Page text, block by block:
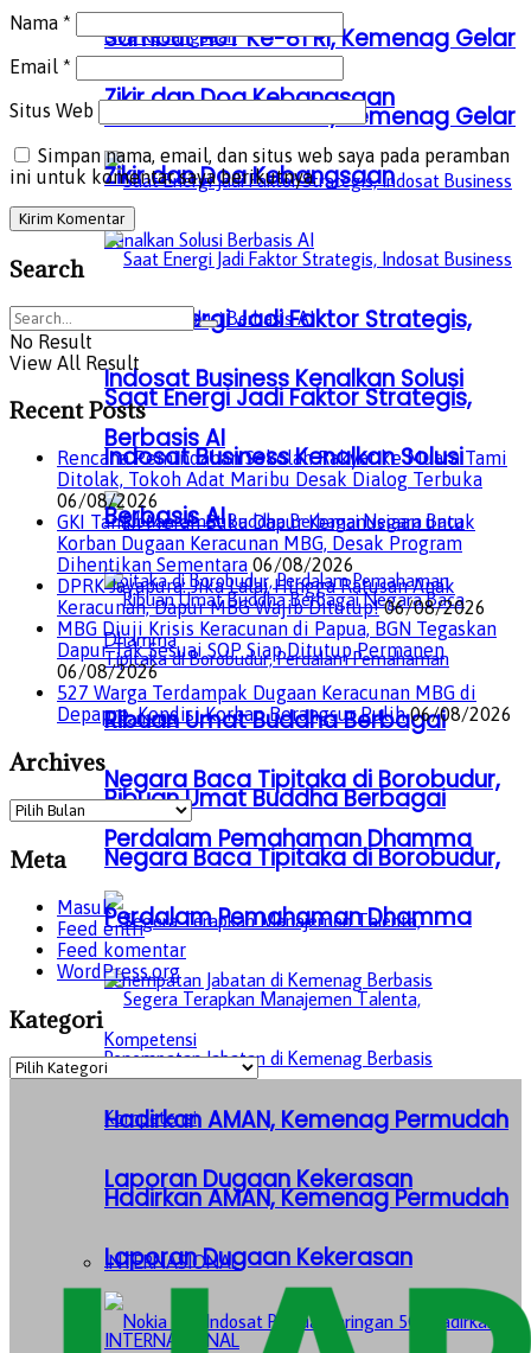
Sambut HUT Ke-81 RI, Kemenag Gelar
Zikir dan Doa Kebangsaan
Saat Energi Jadi Faktor Strategis,
Indosat Business Kenalkan Solusi
Berbasis AI
Ribuan Umat Buddha Berbagai
Negara Baca Tipitaka di Borobudur,
Perdalam Pemahaman Dhamma
Hadirkan AMAN, Kemenag Permudah
Laporan Dugaan Kekerasan
INTERNASIONAL
Sambut HUT Ke-81 RI, Kemenag Gelar
Zikir dan Doa Kebangsaan
Saat Energi Jadi Faktor Strategis,
Indosat Business Kenalkan Solusi
Berbasis AI
Ribuan Umat Buddha Berbagai
Negara Baca Tipitaka di Borobudur,
Perdalam Pemahaman Dhamma
Hadirkan AMAN, Kemenag Permudah
Laporan Dugaan Kekerasan
INTERNASIONAL
Nama *
Email *
Situs Web
Simpan nama, email, dan situs web saya pada peramban
ini untuk komentar saya berikutnya.
Search
No Result
View All Result
Recent Posts
Rencana Pemindahan Sekolah Rakyat ke Muara Tami
Ditolak, Tokoh Adat Maribu Desak Dialog Terbuka
06/08/2026
GKI Tanah Merah Buka Dapur Kemanusiaan untuk
Korban Dugaan Keracunan MBG, Desak Program
Dihentikan Sementara 06/08/2026
DPRK Jayapura: Jika Lalai Hingga Ratusan Anak
Keracunan, Dapur MBG Wajib Ditutup! 06/08/2026
MBG Diuji Krisis Keracunan di Papua, BGN Tegaskan
Dapur Tak Sesuai SOP Siap Ditutup Permanen
06/08/2026
527 Warga Terdampak Dugaan Keracunan MBG di
Depapre, Kondisi Korban Berangsur Pulih 06/08/2026
Archives
Archives
Meta
Masuk
Feed entri
Feed komentar
WordPress.org
Kategori
Kategori